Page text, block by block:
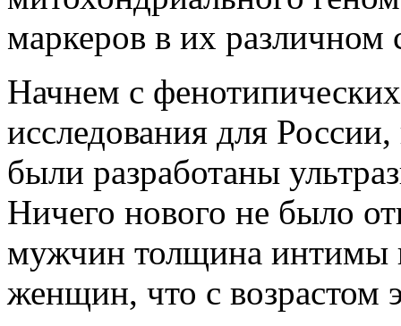
маркеров в их различном
Начнем с
исследования для
были разработаны
Ничего нового не было
мужчин толщина интимы
женщин, что с возрастом